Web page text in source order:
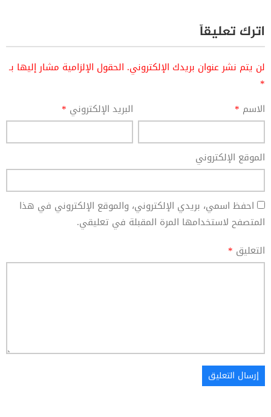
اترك تعليقاً
لن يتم نشر عنوان بريدك الإلكتروني. الحقول الإلزامية مشار إليها بـ
*
الاسم * البريد الإلكتروني *
الموقع الإلكتروني
احفظ اسمي، بريدي الإلكتروني، والموقع الإلكتروني في هذا
المتصفح لاستخدامها المرة المقبلة في تعليقي.
التعليق *